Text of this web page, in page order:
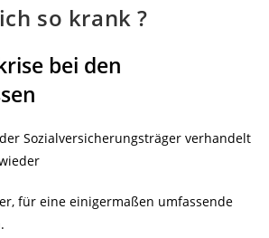
so krank ?
bei den
Sozialversicherungsträger verhandelt
für eine einigermaßen umfassende